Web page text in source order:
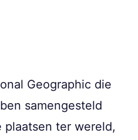
Geographic die
samengesteld
plaatsen ter wereld,